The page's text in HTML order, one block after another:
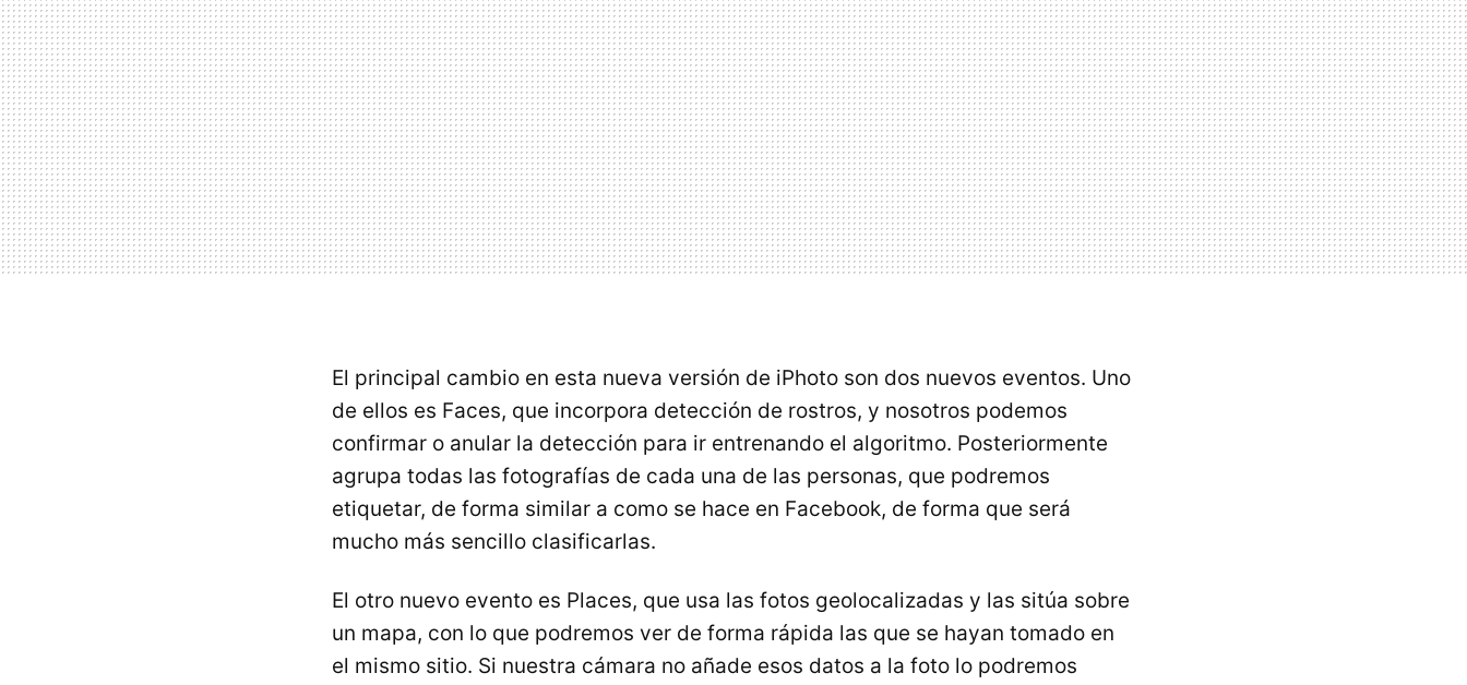
El principal cambio en esta nueva versión de iPhoto son dos nuevos eventos. Uno
de ellos es Faces, que incorpora detección de rostros, y nosotros podemos
confirmar o anular la detección para ir entrenando el algoritmo. Posteriormente
agrupa todas las fotografías de cada una de las personas, que podremos
etiquetar, de forma similar a como se hace en Facebook, de forma que será
mucho más sencillo clasificarlas.
El otro nuevo evento es Places, que usa las fotos geolocalizadas y las sitúa sobre
un mapa, con lo que podremos ver de forma rápida las que se hayan tomado en
el mismo sitio. Si nuestra cámara no añade esos datos a la foto lo podremos